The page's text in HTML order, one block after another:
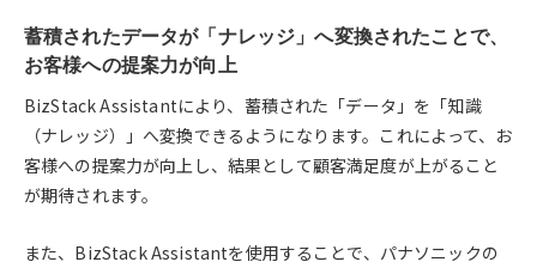
蓄積されたデータが「ナレッジ」へ変換されたことで、
お客様への提案力が向上
BizStack Assistantにより、蓄積された「データ」を「知識
（ナレッジ）」へ変換できるようになります。これによって、お
客様への提案力が向上し、結果として顧客満足度が上がること
が期待されます。
また、BizStack Assistantを使用することで、パナソニックの